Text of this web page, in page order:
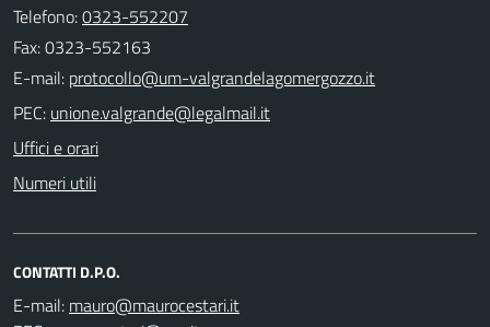
Telefono:0323-552207
Fax: 0323-552163
E-mail:
PEC:
Uffici e orari
Numeri utili
CONTATTI D.P.O.
E-mail: